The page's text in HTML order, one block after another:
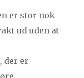
er stor nok
ud uden at
der er